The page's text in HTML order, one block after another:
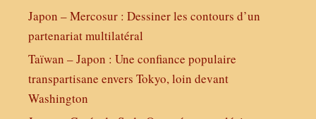
Japon – Mercosur : Dessiner les contours d’un
partenariat multilatéral
Taïwan – Japon : Une confiance populaire
transpartisane envers Tokyo, loin devant
Washington